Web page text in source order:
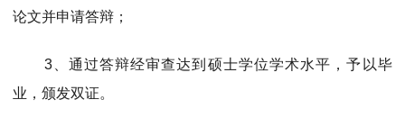
论文并申请答辩；
3、通过答辩经审查达到硕士学位学术水平，予以毕
业，颁发双证。